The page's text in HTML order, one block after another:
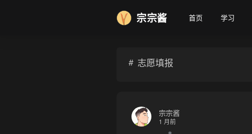
宗宗酱 首页 学习
志愿填报
宗宗酱
1 月前